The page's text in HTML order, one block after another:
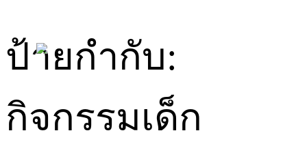
to
content
ป้ายกำกับ:
กิจกรรมเด็ก